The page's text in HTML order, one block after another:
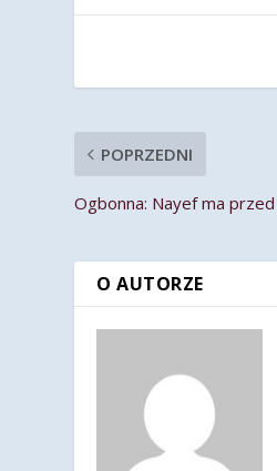
POPRZEDNI
Ogbonna: Nayef ma
O AUTORZE